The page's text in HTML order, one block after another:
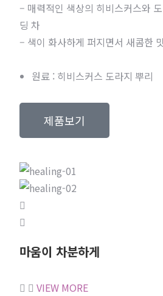
– 매력적인 색상의 히비스커스와
딩 차
– 색이 화사하게 퍼지면서 새콤한
원료 : 히비스커스 도라지 뿌리
제품보기
마움이 차분하게
VIEW MORE